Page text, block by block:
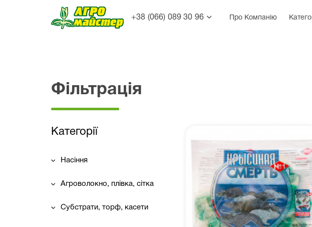
+38 (066) 089 30 96 Про Компанію
Фільтрація
Категорії
Насіння
Агроволокно, плівка, сітка
Субстрати, торф, касети